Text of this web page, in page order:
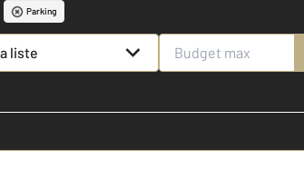
Parking
liste